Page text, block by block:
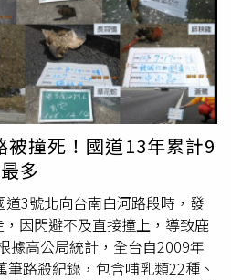
、辣、鹹的平衡，這就像泰國這
陳卻又和諧共處。你可以坐在街
吃一碗濃郁的米粉湯，那個湯頭
花得比5,000泰銖還有價值；你
緻餐廳，體驗米其林推薦的泰式
稱，「在泰國，減肥是回台灣
商店的熱壓吐司都好吃到讓人犯
是泰國觀光能歷久不衰的關鍵
躬角度都要測量的SOP，也不
。王哲彥認為，泰國人的服務是
於他們文化中對樂趣的追求，
笑容，多半是發自內心的，這種
您拿到行李了嗎」，均未得到
續他們試圖聯繫旅客，卻發現
的照片，「在日本信譽比較重
部費用，如果要是取消請提前告
貼文曝光後，網紅「四叉貓」便
資訊，發現該名台灣旅客疑似在
此，其他鄉民也紛紛感嘆，「感
宜的巴士，所以預定了接機當備
了」、「竟然是我們高雄人，
打電話去訂便當，然後都不要
現自己的店名資料被查到，迅速
資訊」、「我大學時期的愛
到會發生這種事」、「自己做生
撞死！國道13年累計9
多
3號北向台南白河路段時，發
因閃避不及直接撞上，導致鹿
據高公局統計，全台自2009年
路殺紀錄，包含哺乳類22種、